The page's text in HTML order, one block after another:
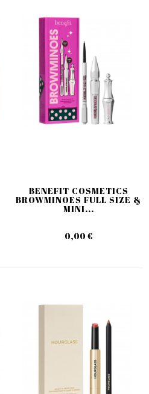
BENEFIT COSMETICS
BROWMINOES FULL SIZE &
MINI...
0,00 €